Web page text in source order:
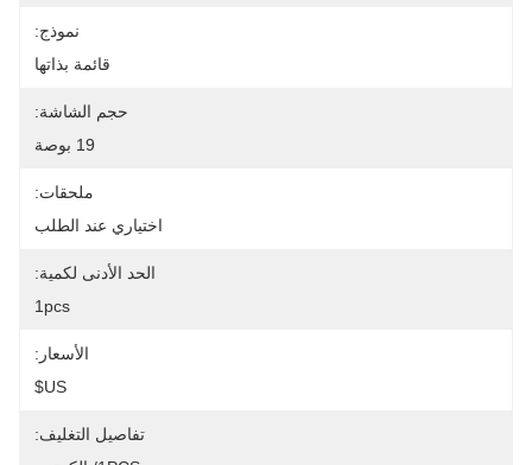
نموذج:
قائمة بذاتها
حجم الشاشة:
19 بوصة
ملحقات:
اختياري عند الطلب
الحد الأدنى لكمية:
1pcs
الأسعار:
US$
تفاصيل التغليف: